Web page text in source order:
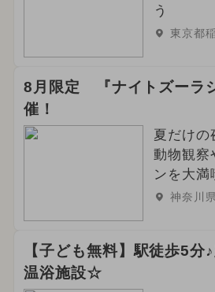
う
東京都
8月限定 『ナイトズーラ
催！
夏だけの
動物観察
ンを大満
神奈川
【子ども無料】駅徒歩5分
温浴施設☆